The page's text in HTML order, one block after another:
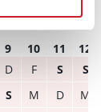
9 10 11
12
D F S
S
S M D
M